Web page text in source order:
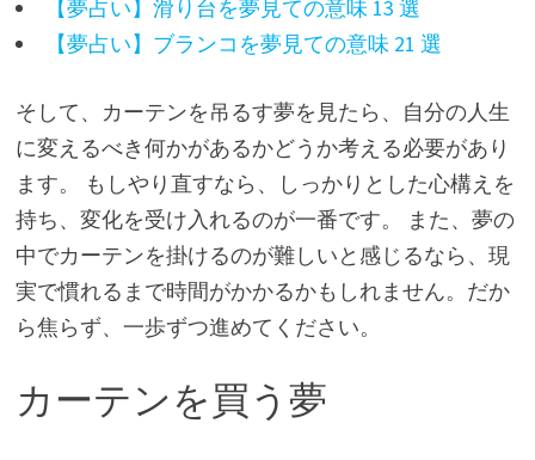
【夢占い】滑り台を夢見ての意味 13 選
【夢占い】ブランコを夢見ての意味 21 選
そして、カーテンを吊るす夢を見たら、自分の人生
に変えるべき何かがあるかどうか考える必要があり
ます。 もしやり直すなら、しっかりとした心構えを
持ち、変化を受け入れるのが一番です。 また、夢の
中でカーテンを掛けるのが難しいと感じるなら、現
実で慣れるまで時間がかかるかもしれません。だか
ら焦らず、一歩ずつ進めてください。
カーテンを買う夢